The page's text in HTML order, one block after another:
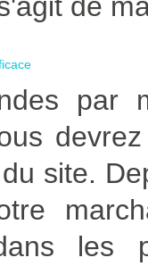
par
site.
les